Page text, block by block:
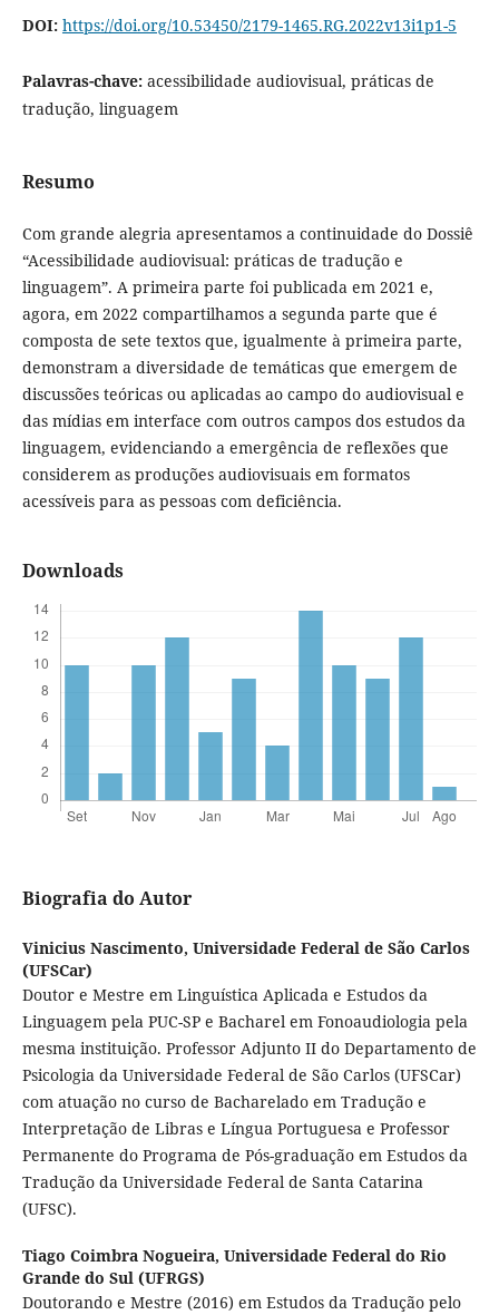
DOI: https://doi.org/10.53450/2179-1465.RG.2022v13i1p1-5
Palavras-chave: acessibilidade audiovisual, práticas de
tradução, linguagem
Resumo
Com grande alegria apresentamos a continuidade do Dossiê
“Acessibilidade audiovisual: práticas de tradução e
linguagem”. A primeira parte foi publicada em 2021 e,
agora, em 2022 compartilhamos a segunda parte que é
composta de sete textos que, igualmente à primeira parte,
demonstram a diversidade de temáticas que emergem de
discussões teóricas ou aplicadas ao campo do audiovisual e
das mídias em interface com outros campos dos estudos da
linguagem, evidenciando a emergência de reflexões que
considerem as produções audiovisuais em formatos
acessíveis para as pessoas com deficiência.
Downloads
Biografia do Autor
Vinicius Nascimento, Universidade Federal de São Carlos
(UFSCar)
Doutor e Mestre em Linguística Aplicada e Estudos da
Linguagem pela PUC-SP e Bacharel em Fonoaudiologia pela
mesma instituição. Professor Adjunto II do Departamento de
Psicologia da Universidade Federal de São Carlos (UFSCar)
com atuação no curso de Bacharelado em Tradução e
Interpretação de Libras e Língua Portuguesa e Professor
Permanente do Programa de Pós-graduação em Estudos da
Tradução da Universidade Federal de Santa Catarina
(UFSC).
Tiago Coimbra Nogueira, Universidade Federal do Rio
Grande do Sul (UFRGS)
Doutorando e Mestre (2016) em Estudos da Tradução pelo